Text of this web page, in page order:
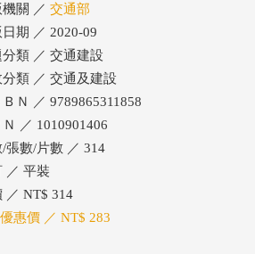
關 ／ 交通部
日期 ／ 2020-09
分類 ／ 交通建設
類 ／ 交通及建設
ＢＮ ／ 9789865311858
Ｎ ／ 1010901406
/張數/片數 ／ 314
／ 平裝
／ NT$ 314
惠價 ／ NT$ 283